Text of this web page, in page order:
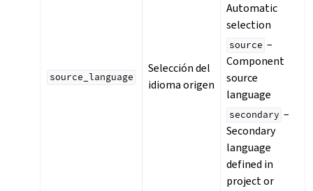
source_language
Selección del
idioma origen
Automatic
selection
source –
Component
source
language
secondary –
Secondary
language
defined in
project or